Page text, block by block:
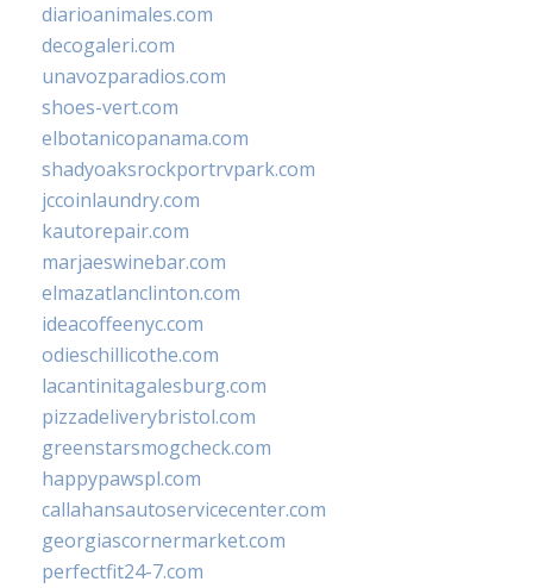
diarioanimales.com
decogaleri.com
unavozparadios.com
shoes-vert.com
elbotanicopanama.com
shadyoaksrockportrvpark.com
jccoinlaundry.com
kautorepair.com
marjaeswinebar.com
elmazatlanclinton.com
ideacoffeenyc.com
odieschillicothe.com
lacantinitagalesburg.com
pizzadeliverybristol.com
greenstarsmogcheck.com
happypawspl.com
callahansautoservicecenter.com
georgiascornermarket.com
perfectfit24-7.com